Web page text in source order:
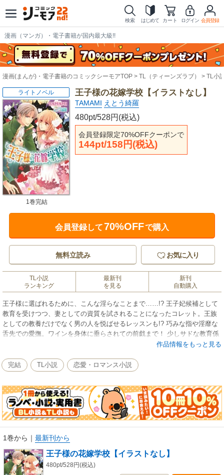
検索 はじめて カート ログイン 会員登録
漫画（マンガ）・電子書籍が国内最大級!!
漫画(まんが)・電子書籍のコミックシーモアTOP TL（ティーンズラブ） TL小
王子様の花嫁学校【イラストなし】
TAMAMI えとう綺羅
480pt/528円(税込)
会員登録限定70%OFFクーポンで
144pt/158円(税込)
ライトノベル
1巻完結
会員登録して70%OFFで購入
無料立読み お気に入り
TL小説
ランキング
最新刊
を見る
新刊
自動購入
王子様に選ばれるために、こんな淫らなことまで……!? 王子妃候補として
教育を受けつつ、妻としての資質を試されることになったコレット。王族
としての教養だけでなく男の人を悦ばせるレッスンも!? 巧みな指や淫靡な
舌先での愛撫。ワインを身体に垂らされての前戯まで！ 少しサドな教育係
リオネルによって花開く官能。全ては王子様と結婚する為のはずなのに彼
※この作品は【イラストなし】です。紙書籍に収録されている口絵・イラ
ストが収録されていませんのでご注意ください。
作品情報をもっと見る
完結 TL小説 恋愛・ロマンス小説
1巻から ｜ 最新刊から
王子様の花嫁学校【イラストなし】
480pt/528円(税込)